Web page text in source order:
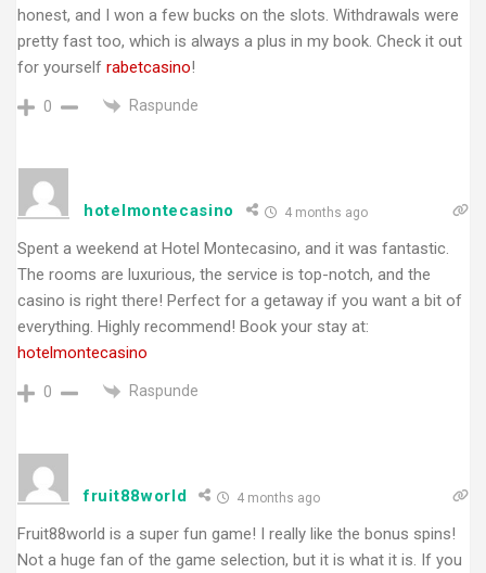
honest, and I won a few bucks on the slots. Withdrawals were
pretty fast too, which is always a plus in my book. Check it out
for yourself rabetcasino!
0 Raspunde
hotelmontecasino 4 months ago
Spent a weekend at Hotel Montecasino, and it was fantastic.
The rooms are luxurious, the service is top-notch, and the
casino is right there! Perfect for a getaway if you want a bit of
everything. Highly recommend! Book your stay at:
hotelmontecasino
0 Raspunde
fruit88world 4 months ago
Fruit88world is a super fun game! I really like the bonus spins!
Not a huge fan of the game selection, but it is what it is. If you